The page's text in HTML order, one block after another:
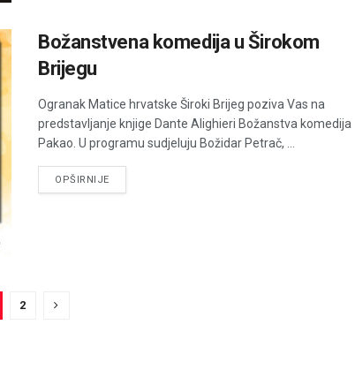
Božanstvena komedija u Širokom
Brijegu
Ogranak Matice hrvatske Široki Brijeg poziva Vas na
predstavljanje knjige Dante Alighieri Božanstva komedija
Pakao. U programu sudjeluju Božidar Petrač, ...
OPŠIRNIJEDETAILS
2